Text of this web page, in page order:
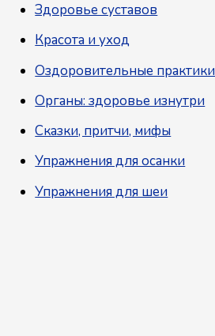
Здоровье суставов
Красота и уход
Оздоровительные практики
Органы: здоровье изнутри
Сказки, притчи, мифы
Упражнения для осанки
Упражнения для шеи